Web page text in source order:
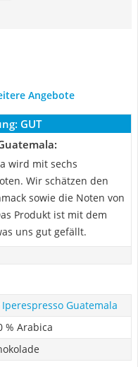
Angebote
GUT
wird mit sechs
Wir schätzen den
sowie die Noten von
Produkt ist mit dem
uns gut gefällt.
Guatemala
% Arabica